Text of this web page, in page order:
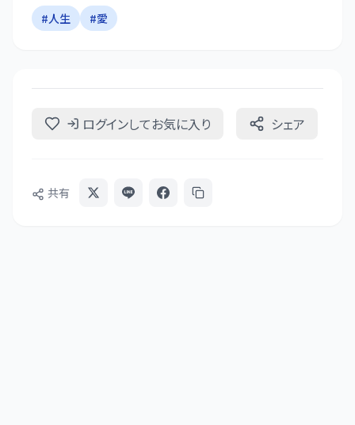
#人生 #愛
ログインしてお気に入り シェア
共有